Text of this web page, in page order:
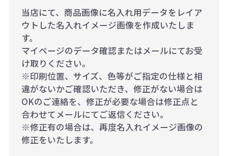
当店にて、商品画像に名入れ用データをレイア
ウトした名入れイメージ画像を作成いたしま
す。
マイページのデータ確認またはメールにてお受
け取りください。
※印刷位置、サイズ、色等がご指定の仕様と相
違がないかご確認いただき、修正がない場合は
OKのご連絡を、修正が必要な場合は修正点と
合わせてメールにてご返信ください。
※修正有の場合は、再度名入れイメージ画像の
修正をいたします。